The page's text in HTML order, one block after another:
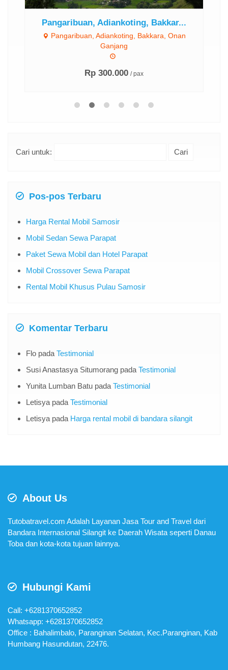
Pangaribuan, Adiankoting, Bakkar...
Pangaribuan, Adiankoting, Bakkara, Onan
Ganjang
Rp 300.000 / pax
Cari untuk:
Pos-pos Terbaru
Harga Rental Mobil Samosir
Mobil Sedan Sewa Parapat
Paket Sewa Mobil dan Hotel Parapat
Mobil Crossover Sewa Parapat
Rental Mobil Khusus Pulau Samosir
Komentar Terbaru
Flo pada Testimonial
Susi Anastasya Situmorang pada Testimonial
Yunita Lumban Batu pada Testimonial
Letisya pada Testimonial
Letisya pada Harga rental mobil di bandara silangit
About Us
Tutobatravel.com Adalah Layanan Jasa Tour and Travel dari
Bandara Internasional Silangit ke Daerah Wisata seperti Danau
Toba dan kota-kota tujuan lainnya.
Hubungi Kami
Call: +6281370652852
Whatsapp: +6281370652852
Office : Bahalimbalo, Paranginan Selatan, Kec.Paranginan, Kab
Humbang Hasundutan, 22476.